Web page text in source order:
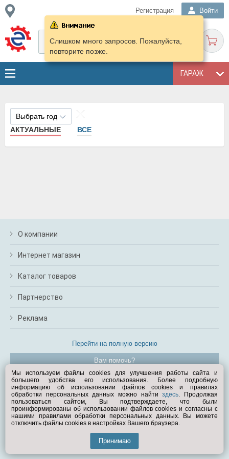
Регистрация Войти
ГАРАЖ
Слишком много запросов. Пожалуйста,
повторите позже.
Выбрать год
АКТУАЛЬНЫЕ
ВСЕ
О компании
Интернет магазин
Каталог товаров
Партнерство
Реклама
Перейти на полную версию
Вам помочь?
© Exist.ru 1998—2026
Мы используем файлы cookies для улучшения работы сайта и
большего удобства его использования. Более подробную
информацию об использовании файлов cookies и правилах
обработки персональных данных можно найтиздесь. Продолжая
пользоваться сайтом, Вы подтверждаете, что были
проинформированы об использовании файлов cookies и согласны с
нашими правилами обработки персональных данных. Вы можете
отключить файлы cookies в настройках Вашего браузера.
Принимаю